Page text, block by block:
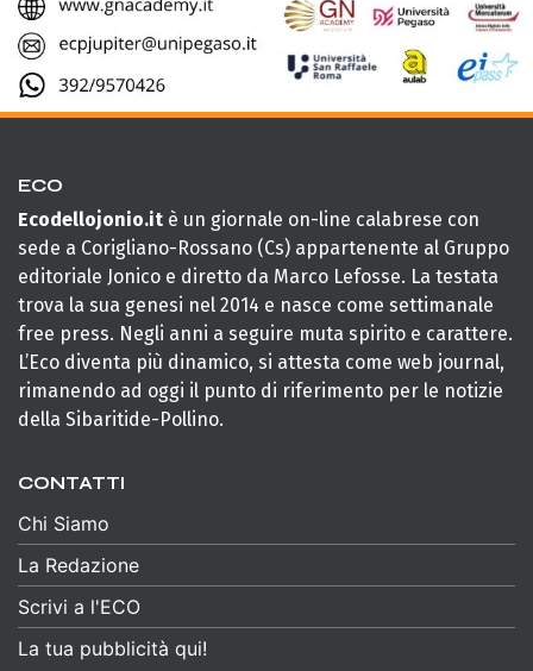
ECO
Ecodellojonio.it è un giornale on-line calabrese con
sede a Corigliano-Rossano (Cs) appartenente al Gruppo
editoriale Jonico e diretto da Marco Lefosse. La testata
trova la sua genesi nel 2014 e nasce come settimanale
free press. Negli anni a seguire muta spirito e carattere.
L’Eco diventa più dinamico, si attesta come web journal,
rimanendo ad oggi il punto di riferimento per le notizie
della Sibaritide-Pollino.
CONTATTI
Chi Siamo
La Redazione
Scrivi a l'ECO
La tua pubblicità qui!